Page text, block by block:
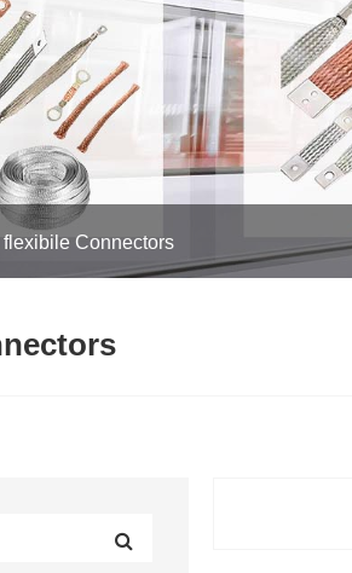
Connectors